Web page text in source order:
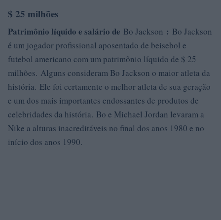
$ 25 milhões
Patrimônio líquido e salário de Bo Jackson : Bo Jackson
é um jogador profissional aposentado de beisebol e
futebol americano com um patrimônio líquido de $ 25
milhões. Alguns consideram Bo Jackson o maior atleta da
história. Ele foi certamente o melhor atleta de sua geração
e um dos mais importantes endossantes de produtos de
celebridades da história. Bo e Michael Jordan levaram a
Nike a alturas inacreditáveis ​​no final dos anos 1980 e no
início dos anos 1990.